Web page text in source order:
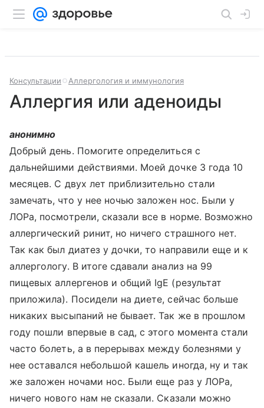
Консультации Аллергология и иммунология
Аллергия или аденоиды
анонимно
Добрый день. Помогите определиться с
дальнейшими действиями. Моей дочке 3 года 10
месяцев. С двух лет приблизительно стали
замечать, что у нее ночью заложен нос. Были у
ЛОРа, посмотрели, сказали все в норме. Возможно
аллергический ринит, но ничего страшного нет.
Так как был диатез у дочки, то направили еще и к
аллергологу. В итоге сдавали анализ на 99
пищевых аллергенов и общий IgE (результат
приложила). Посидели на диете, сейчас больше
никаких высыпаний не бывает. Так же в прошлом
году пошли впервые в сад, с этого момента стали
часто болеть, а в перерывах между болезнями у
нее оставался небольшой кашель иногда, ну и так
же заложен ночами нос. Были еще раз у ЛОРа,
ничего нового нам не сказали. Сказали можно